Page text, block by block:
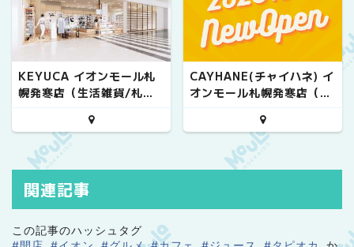
KEYUCA イオンモール札
幌発寒店（生活雑貨/札幌
市西区）
CAYHANE(チャイハネ) イ
オンモール札幌発寒店（フ
ァッション・雑貨/札幌市
関連記事
この記事のハッシュタグ